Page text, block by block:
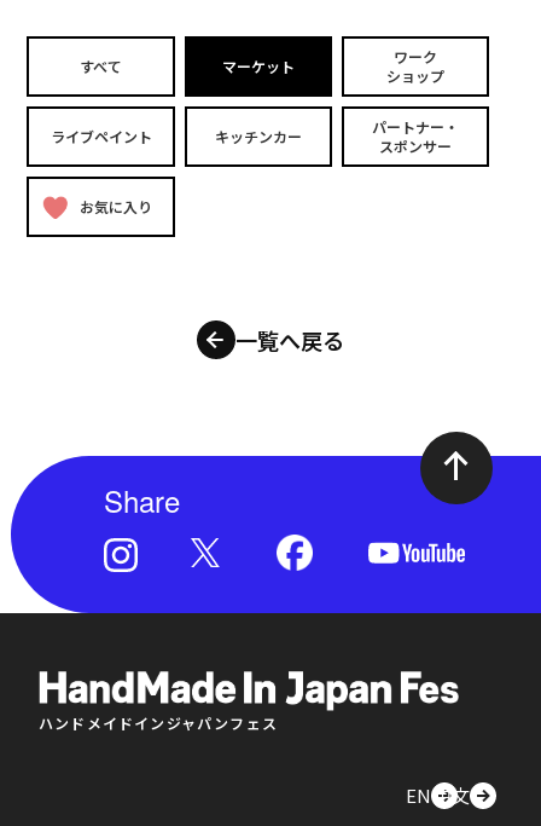
すべて マーケット
ワーク
ショップ
ライブペイント キッチンカー
パートナー・
スポンサー
お気に入り
一覧へ戻る
Share
ハンドメイドインジャパンフェス
EN中文